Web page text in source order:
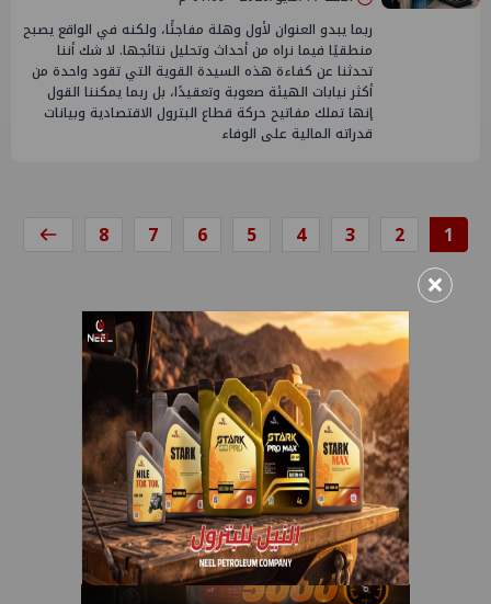
ربما يبدو العنوان لأول وهلة مفاجئًا، ولكنه في الواقع يصبح
منطقيًا فيما نراه من أحداث وتحليل نتائجها. لا شك أننا
تحدثنا عن كفاءة هذه السيدة القوية التي تقود واحدة من
أكثر نيابات الهيئة صعوبة وتعقيدًا، بل ربما يمكننا القول
إنها تملك مفاتيح حركة قطاع البترول الاقتصادية وبيانات
قدراته المالية على الوفاء
1
2
3
4
5
6
7
8
×